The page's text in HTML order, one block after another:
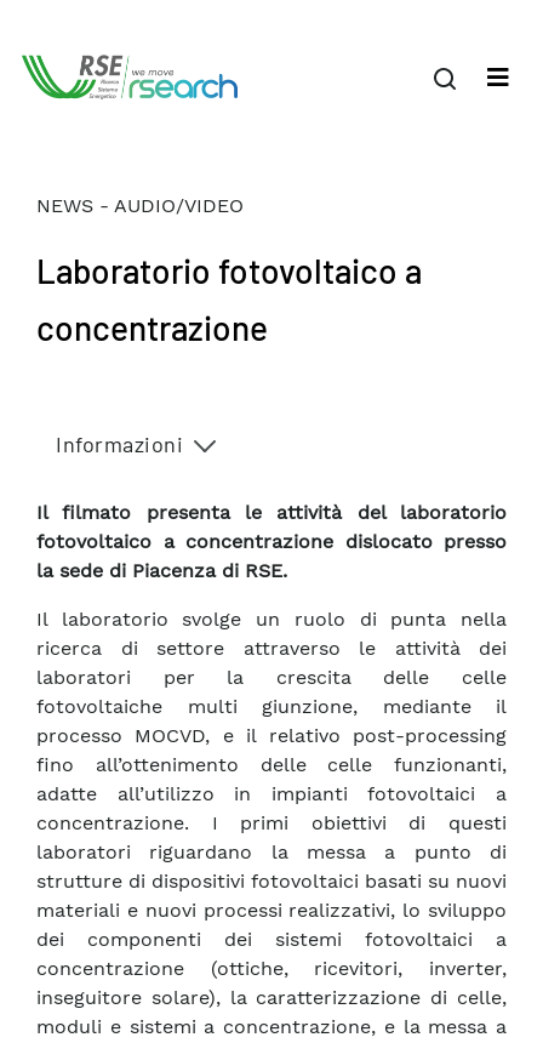
NEWS - AUDIO/VIDEO
Laboratorio fotovoltaico a
concentrazione
Informazioni
Il filmato presenta le attività del laboratorio
fotovoltaico a concentrazione dislocato presso
la sede di Piacenza di RSE.
Il laboratorio svolge un ruolo di punta nella
ricerca di settore attraverso le attività dei
laboratori per la crescita delle celle
fotovoltaiche multi giunzione, mediante il
processo MOCVD, e il relativo post-processing
fino all’ottenimento delle celle funzionanti,
adatte all’utilizzo in impianti fotovoltaici a
concentrazione. I primi obiettivi di questi
laboratori riguardano la messa a punto di
strutture di dispositivi fotovoltaici basati su nuovi
materiali e nuovi processi realizzativi, lo sviluppo
dei componenti dei sistemi fotovoltaici a
concentrazione (ottiche, ricevitori, inverter,
inseguitore solare), la caratterizzazione di celle,
moduli e sistemi a concentrazione, e la messa a